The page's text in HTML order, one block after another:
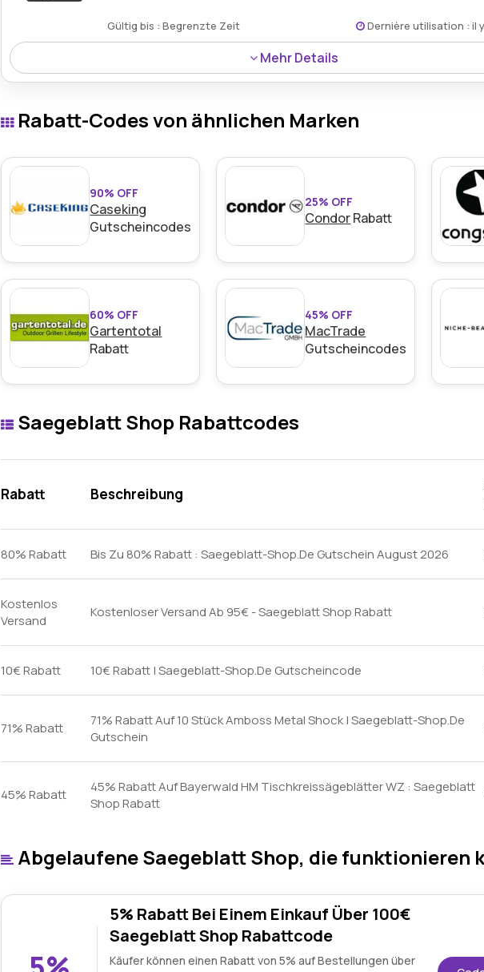
Gültig bis : Begrenzte Zeit Dernière utilisation : il
Mehr Details
Käufer von Bayerwald Holzbandsägeblättern können heute bei qualifizierten
Rabatt-Codes von ähnlichen Marken
90% OFF
Caseking
Gutscheincodes
25% OFF
CondorRabatt
60% OFF
Gartentotal
Rabatt
45% OFF
MacTrade
Gutscheincodes
Saegeblatt Shop Rabattcodes
Rabatt Beschreibung
80% Rabatt Bis Zu 80% Rabatt : Saegeblatt-Shop.De Gutschein August 2026
Kostenlos
Versand
Kostenloser Versand Ab 95€ - Saegeblatt Shop Rabatt
10€ Rabatt 10€ Rabatt | Saegeblatt-Shop.De Gutscheincode
71% Rabatt
71% Rabatt Auf 10 Stück Amboss Metal Shock | Saegeblatt-Shop.De
Gutschein
45% Rabatt
45% Rabatt Auf Bayerwald HM Tischkreissägeblätter WZ : Saegeblatt
Shop Rabatt
Abgelaufene Saegeblatt Shop, die funktionieren
5% Rabatt Bei Einem Einkauf Über 100€
Saegeblatt Shop Rabattcode
Käufer können einen Rabatt von 5% auf Bestellungen über